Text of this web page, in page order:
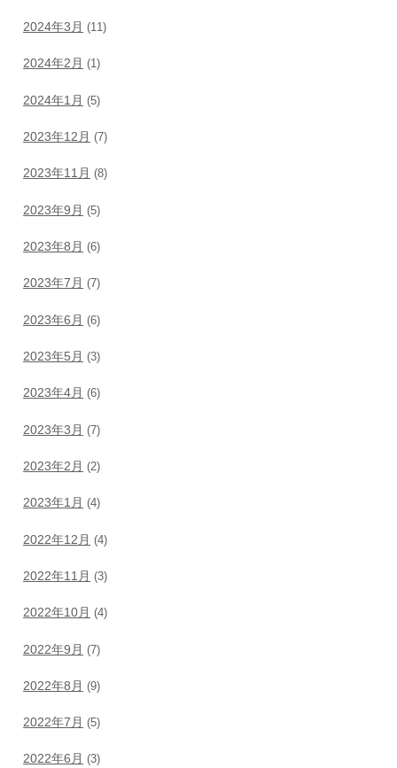
2024年3月 (11)
2024年2月 (1)
2024年1月 (5)
2023年12月 (7)
2023年11月 (8)
2023年9月 (5)
2023年8月 (6)
2023年7月 (7)
2023年6月 (6)
2023年5月 (3)
2023年4月 (6)
2023年3月 (7)
2023年2月 (2)
2023年1月 (4)
2022年12月 (4)
2022年11月 (3)
2022年10月 (4)
2022年9月 (7)
2022年8月 (9)
2022年7月 (5)
2022年6月 (3)